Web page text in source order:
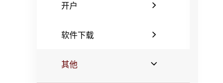
开户
软件下载
其他